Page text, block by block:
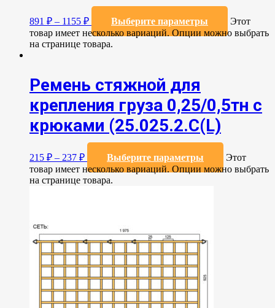
891 ₽ – 1155 ₽ Выберите параметры
Этот
товар имеет несколько вариаций. Опции можно выбрать
на странице товара.
Ремень стяжной для
крепления груза 0,25/0,5тн с
крюками (25.025.2.С(L)
215 ₽ – 237 ₽ Выберите параметры
Этот
товар имеет несколько вариаций. Опции можно выбрать
на странице товара.